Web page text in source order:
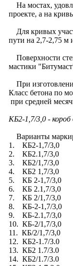
На мостах,
проекте, а на
Для кривых
пути на 2,7-2,75 м
Поверхности
мастики
При
Класс бетона по
при средней
КБ2-1,7/3,0 -
Варианты
1. КБ2-1,7/3,0
2. КБ2.1,7/3,0
3. КБ2/1,7/3,0
4. КБ2 1,7/3,0
5. КБ 2-1,7/3,0
6. КБ 2.1,7/3,0
7. КБ 2/1,7/3,0
8. КБ-2-1,7/3,0
9. КБ-2.1,7/3,0
10. КБ-2/1,7/3,0
11. КБ/2/1,7/3,0
12. КБ2-1.7/3.0
13. КБ2 1.7/3.0
14. КБ2/1.7/3.0